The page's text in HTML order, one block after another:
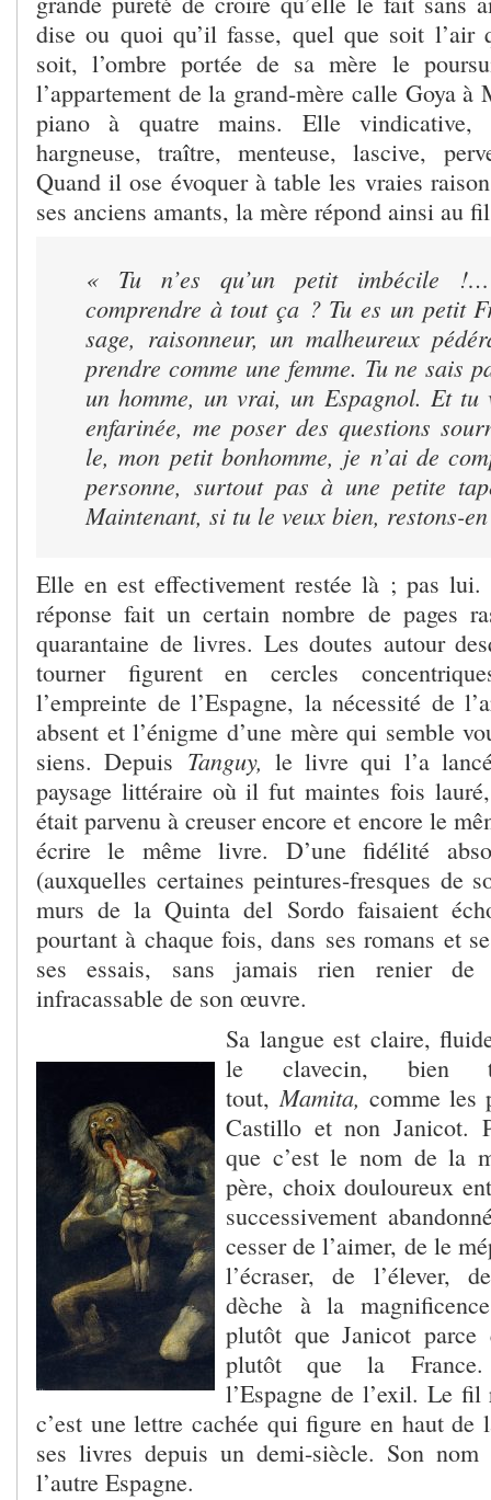
dise ou quoi qu’il fasse, quel que soit l’air
soit, l’ombre portée de sa mère le
l’appartement de la grand-mère calle Goya
piano à quatre mains. Elle vindicative,
hargneuse, traître, menteuse, lascive,
Quand il ose évoquer à table les vraies
ses anciens amants, la mère répond ainsi au
« Tu n’es qu’un petit imbécile
comprendre à tout ça ? Tu es un petit
sage, raisonneur, un malheureux
prendre comme une femme. Tu ne sais
un homme, un vrai, un Espagnol. Et tu
enfarinée, me poser des questions
le, mon petit bonhomme, je n’ai de
personne, surtout pas à une petite
Maintenant, si tu le veux bien, restons-
Elle en est effectivement restée là ; pas
réponse fait un certain nombre de pages
quarantaine de livres. Les doutes autour
tourner figurent en cercles
l’empreinte de l’Espagne, la nécessité de
absent et l’énigme d’une mère qui semble
siens. Depuis Tanguy, le livre qui l’a
paysage littéraire où il fut maintes fois
était parvenu à creuser encore et encore le
écrire le même livre. D’une fidélité
(auxquelles certaines peintures-fresques de
murs de la Quinta del Sordo faisaient
pourtant à chaque fois, dans ses romans et
ses essais, sans jamais rien renier de
infracassable de son œuvre.
Sa langue est claire,
le clavecin, bien
tout,Mamita, comme les
Castillo et non Janicot.
que c’est le nom de la
père, choix douloureux
successivement
cesser de l’aimer, de le
l’écraser, de l’élever,
dèche à la
plutôt que Janicot parce
plutôt que la France.
l’Espagne de l’exil. Le
c’est une lettre cachée qui figure en haut de
ses livres depuis un demi-siècle. Son nom
l’autre Espagne.